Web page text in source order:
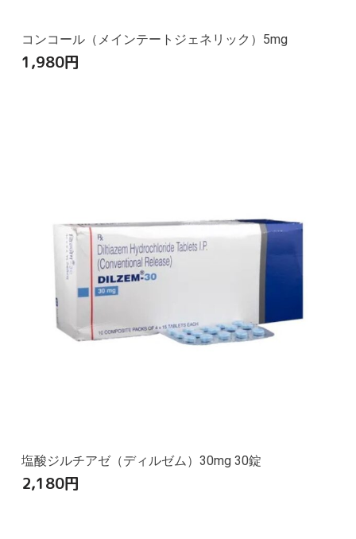
コンコール（メインテートジェネリック）5mg
1,980円
塩酸ジルチアゼ（ディルゼム）30mg 30錠
2,180円